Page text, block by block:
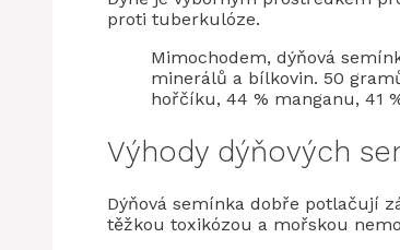
proti tuberkulóze.
Mimochodem, dýňová
minerálů a bílkovin. 50
hořčíku, 44 % manganu, 41
Výhody dýňových
Dýňová semínka dobře potlačují
těžkou toxikózou a mořskou